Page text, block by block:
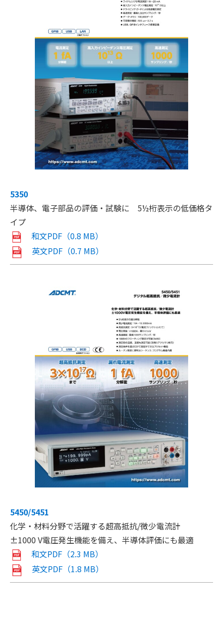
5350
半導体、電子部品の評価・試験に 5½桁表示の低価格タ
イプ
和文PDF（0.8 MB）
英文PDF（0.7 MB）
5450/5451
化学・材料分野で活躍する超高抵抗/微少電流計
±1000 V電圧発生機能を備え、半導体評価にも最適
和文PDF（2.3 MB）
英文PDF（1.8 MB）